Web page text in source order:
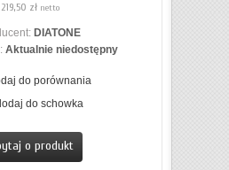
219,50 zł netto
DIATONE
Aktualnie niedostępny
do porównania
do schowka
o produkt